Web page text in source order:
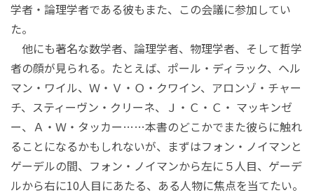
学者・論理学者である彼もまた、この会議に参加してい
た。
他にも著名な数学者、論理学者、物理学者、そして哲学
者の顔が見られる。たとえば、ポール・ディラック、ヘル
マン・ワイル、Ｗ・Ｖ・Ｏ・クワイン、アロンゾ・チャー
チ、スティーヴン・クリーネ、Ｊ・Ｃ・Ｃ・ マッキンゼ
ー、Ａ・Ｗ・タッカー……本書のどこかでまた彼らに触れ
ることになるかもしれないが、まずはフォン・ノイマンと
ゲーデルの間、フォン・ノイマンから左に５人目、ゲーデ
ルから右に10人目にあたる、ある人物に焦点を当てたい。